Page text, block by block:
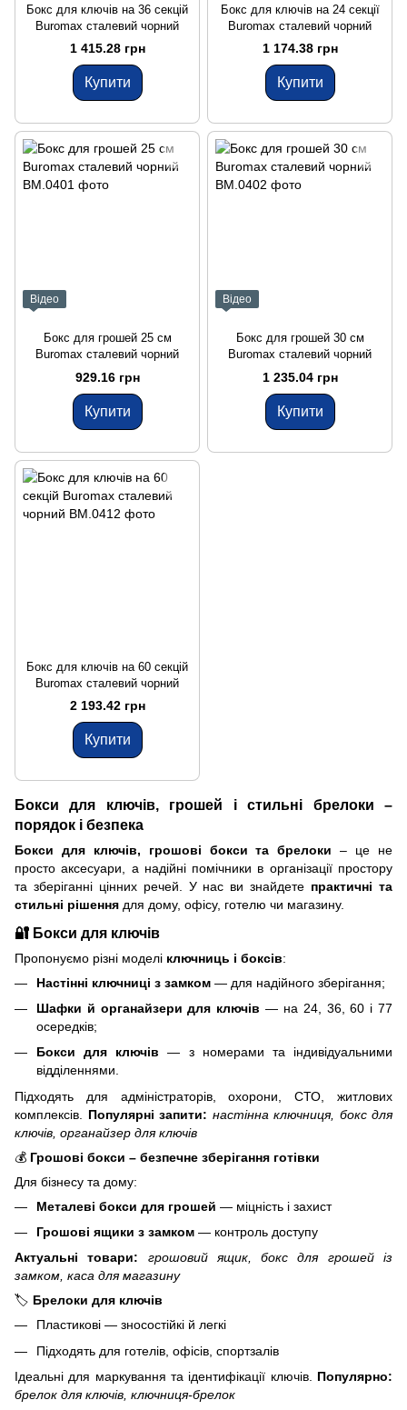
Бокс для ключів на 36 секцій
Buromax сталевий чорний
1 415.28 грн
Купити
Бокс для ключів на 24 секції
Buromax сталевий чорний
1 174.38 грн
Купити
Відео
Бокс для грошей 25 см
Buromax сталевий чорний
929.16 грн
Купити
Відео
Бокс для грошей 30 см
Buromax сталевий чорний
1 235.04 грн
Купити
Бокс для ключів на 60 секцій
Buromax сталевий чорний
2 193.42 грн
Купити
Бокси для ключів, грошей і стильні брелоки –
порядок і безпека
Бокси для ключів, грошові бокси та брелоки – це не
просто аксесуари, а надійні помічники в організації простору
та зберіганні цінних речей. У нас ви знайдете практичні та
стильні рішення для дому, офісу, готелю чи магазину.
🔐 Бокси для ключів
Пропонуємо різні моделі ключниць і боксів:
Настінні ключниці з замком — для надійного зберігання;
Шафки й органайзери для ключів — на 24, 36, 60 і 77
осередків;
Бокси для ключів — з номерами та індивідуальними
відділеннями.
Підходять для адміністраторів, охорони, СТО, житлових
комплексів. Популярні запити: настінна ключниця, бокс для
ключів, органайзер для ключів
💰 Грошові бокси – безпечне зберігання готівки
Для бізнесу та дому:
Металеві бокси для грошей — міцність і захист
Грошові ящики з замком — контроль доступу
Актуальні товари:
грошовий ящик, бокс для грошей із
замком, каса для магазину
🏷️ Брелоки для ключів
Пластикові — зносостійкі й легкі
Підходять для готелів, офісів, спортзалів
Ідеальні для маркування та ідентифікації ключів. Популярно:
брелок для ключів, ключниця-брелок